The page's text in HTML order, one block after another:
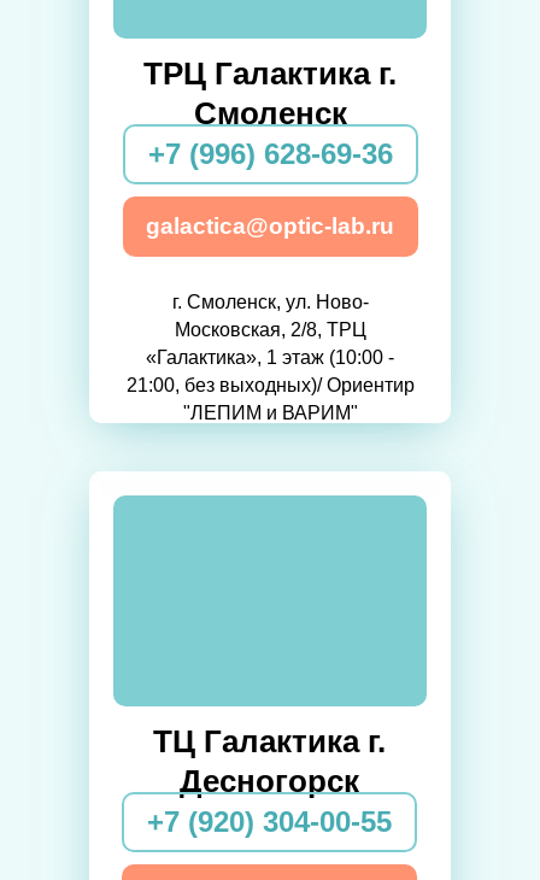
ТЦ Галактика г.
Десногорск
+7 (920) 304-00-55
+7 (996) 628-69-36
galactica@optic-lab.ru
ТРЦ Галактика г.
Смоленск
г. Смоленск, ул. Ново-
Московская, 2/8, ТРЦ
«Галактика», 1 этаж (10:00 -
21:00, без выходных)/ Ориентир
"ЛЕПИМ и ВАРИМ"